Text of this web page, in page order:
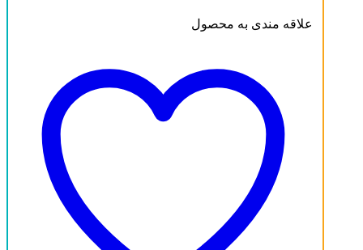
علاقه مندی به محصول